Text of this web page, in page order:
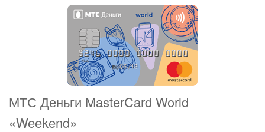
МТС Деньги MasterCard World
«Weekend»